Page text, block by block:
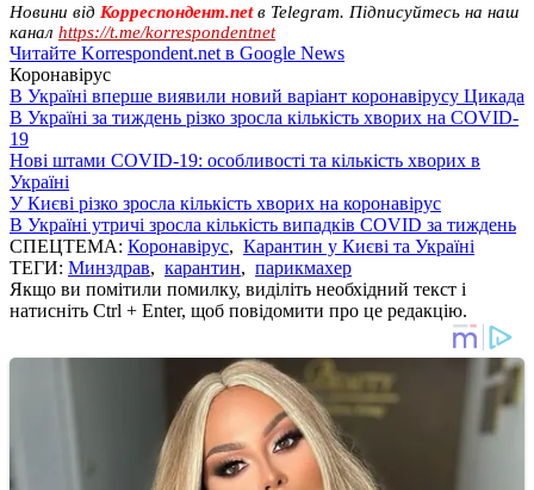
Новини від Корреспондент.netв Telegram. Підписуйтесь на наш
канал https://t.me/korrespondentnet
Читайте Korrespondent.net в Google News
Коронавірус
В Україні вперше виявили новий варіант коронавірусу Цикада
В Україні за тиждень різко зросла кількість хворих на COVID-
19
Нові штами COVID-19: особливості та кількість хворих в
Україні
У Києві різко зросла кількість хворих на коронавірус
В Україні утричі зросла кількість випадків COVID за тиждень
СПЕЦТЕМА: Коронавірус, Карантин у Києві та Україні
ТЕГИ: Минздрав, карантин, парикмахер
Якщо ви помітили помилку, виділіть необхідний текст і
натисніть Ctrl + Enter, щоб повідомити про це редакцію.